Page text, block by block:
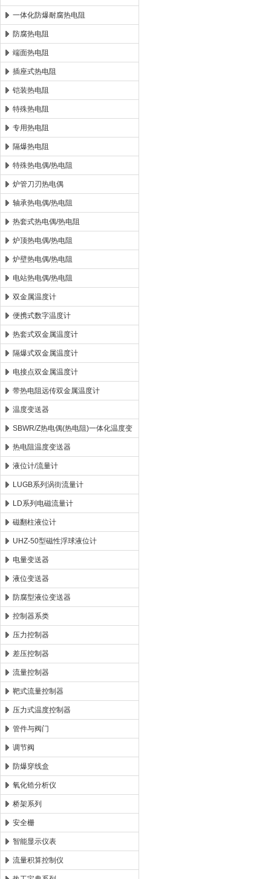
一体化防爆耐腐热电阻
防腐热电阻
端面热电阻
插座式热电阻
铠装热电阻
特殊热电阻
专用热电阻
隔爆热电阻
特殊热电偶/热电阻
炉管刀刃热电偶
轴承热电偶/热电阻
热套式热电偶/热电阻
炉顶热电偶/热电阻
炉壁热电偶/热电阻
电站热电偶/热电阻
双金属温度计
便携式数字温度计
热套式双金属温度计
隔爆式双金属温度计
电接点双金属温度计
带热电阻远传双金属温度计
温度变送器
SBWR/Z热电偶(热电阻)一体化温度变
送器
热电阻温度变送器
液位计/流量计
LUGB系列涡街流量计
LD系列电磁流量计
磁翻柱液位计
UHZ-50型磁性浮球液位计
电量变送器
液位变送器
防腐型液位变送器
控制器系类
压力控制器
差压控制器
流量控制器
靶式流量控制器
压力式温度控制器
管件与阀门
调节阀
防爆穿线盒
氧化锆分析仪
桥架系列
安全栅
智能显示仪表
流量积算控制仪